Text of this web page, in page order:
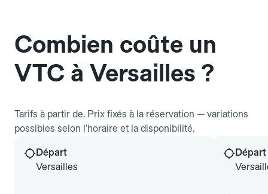
Combien coûte un
VTC à Versailles ?
Tarifs à partir de. Prix fixés à la réservation — variations
possibles selon l'horaire et la disponibilité.
Départ
Versailles
Départ